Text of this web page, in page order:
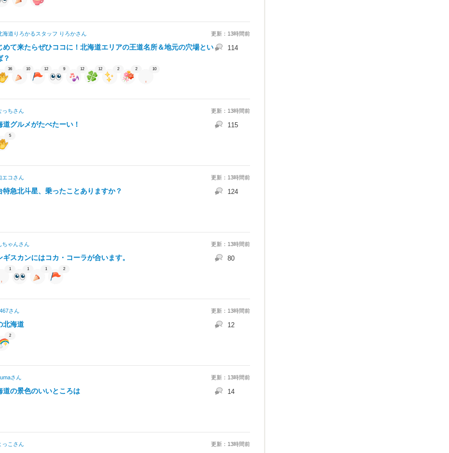
海道りろかるスタッフ りろかさん 更新：13時間前
めて来たらぜひココに！北海道エリアの王道名所＆地元の穴場とい
？
114
36 10 12 9 12 12 2 2 10
っちさん 更新：13時間前
道グルメがたべたーい！ 115
5
エコ さん 更新：13時間前
特急北斗星、乗ったことありますか？ 124
ちゃんさん 更新：13時間前
ギスカンにはコカ・コーラが合います。 80
1 1 1 2
さん 更新：13時間前
北海道 12
2
さん 更新：13時間前
道の景色のいいところは 14
っこ さん 更新：13時間前